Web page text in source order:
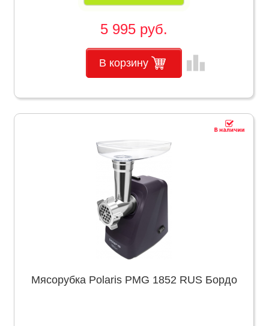
5 995 руб.
В корзину leaderboard
Мясорубка Polaris PMG 1852 RUS Бордо